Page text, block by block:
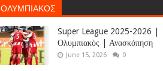
ΟΛΥΜΠΙΑΚΟΣ
Super League 2025-2026 |
Ολυμπιακός | Ανασκόπηση
June 15, 2026 0